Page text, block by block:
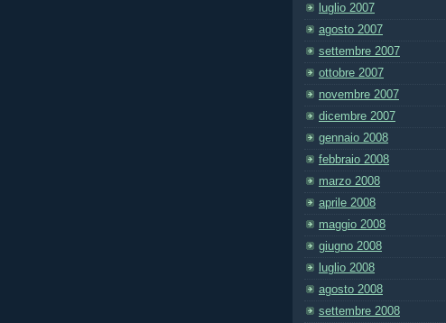
luglio 2007
agosto 2007
settembre 2007
ottobre 2007
novembre 2007
dicembre 2007
gennaio 2008
febbraio 2008
marzo 2008
aprile 2008
maggio 2008
giugno 2008
luglio 2008
agosto 2008
settembre 2008